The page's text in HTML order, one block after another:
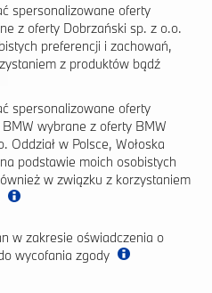
spersonalizowane oferty
z oferty Dobrzański sp. z o.o.
preferencji i zachowań,
z produktów bądź
spersonalizowane oferty
wybrane z oferty BMW
Oddział w Polsce, Wołoska
podstawie moich osobistych
w związku z korzystaniem
w zakresie oświadczenia o
wycofania zgody